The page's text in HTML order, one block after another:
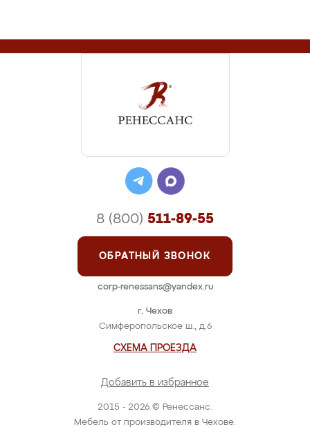
2015 - 2026 © Ренессанс.
Мебель от производителя в Чехове.
г. Чехов
Симферопольское ш., д.6
СХЕМА ПРОЕЗДА
Добавить в избранное
8 (800) 511-89-55
ОБРАТНЫЙ ЗВОНОК
corp-renessans@yandex.ru